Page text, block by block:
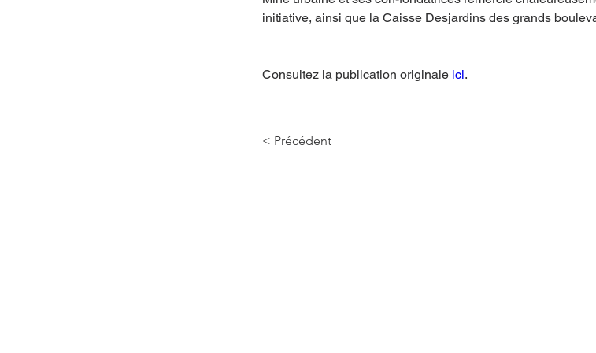
initiative, ainsi que la Caisse Desjardins des grands
Consultez la publication originale ici.
< Précédent